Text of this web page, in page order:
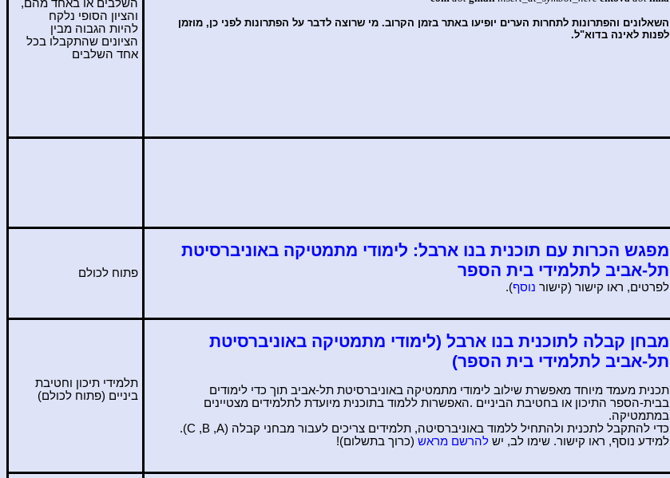
השלבים או באחד מהם,
והציון הסופי נלקח
להיות הגבוה מבין
הציונים שהתקבלו בכל
אחד השלבים
השאלונים והפתרונות לתחרות הערים יופיעו באתר בזמן הקרוב. מי שרוצה לדבר על הפתרונות לפני כן, מוזמן
לפנות לאינה בדוא"ל.
פתוח לכולם
מפגש הכרות עם תוכנית בנו ארבל: לימודי מתמטיקה באוניברסיטת
תל-אביב לתלמידי בית הספר
לפרטים, ראו קישור (קישור נוסף).
תלמידי תיכון וחטיבת
ביניים (פתוח לכולם)
מבחן קבלה לתוכנית בנו ארבל (לימודי מתמטיקה באוניברסיטת
תל-אביב לתלמידי בית הספר)
תכנית מעמד מיוחד מאפשרת שילוב לימודי מתמטיקה באוניברסיטת תל-אביב תוך כדי לימודים
בבית-הספר התיכון או בחטיבת הביניים .האפשרות ללמוד בתוכנית מיועדת לתלמידים מצטיינים
במתמטיקה.
כדי להתקבל לתכנית ולהתחיל ללמוד באוניברסיטה, תלמידים צריכים לעבור מבחני קבלה (A
,
B
,
C
).
למידע נוסף, ראו קישור. שימו לב, יש להרשם מראש (כרוך בתשלום)!